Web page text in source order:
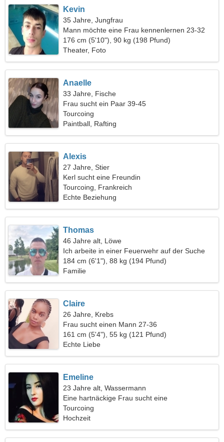
Kevin
35 Jahre, Jungfrau
Mann möchte eine Frau kennenlernen 23-32
176 cm (5'10"), 90 kg (198 Pfund)
Theater, Foto
Anaelle
33 Jahre, Fische
Frau sucht ein Paar 39-45
Tourcoing
Paintball, Rafting
Alexis
27 Jahre, Stier
Kerl sucht eine Freundin
Tourcoing, Frankreich
Echte Beziehung
Thomas
46 Jahre alt, Löwe
Ich arbeite in einer Feuerwehr auf der Suche
nach einer spektakulären Frau
184 cm (6'1"), 88 kg (194 Pfund)
Familie
Claire
26 Jahre, Krebs
Frau sucht einen Mann 27-36
161 cm (5'4"), 55 kg (121 Pfund)
Echte Liebe
Emeline
23 Jahre alt, Wassermann
Eine hartnäckige Frau sucht eine
leidenschaftliche Beziehung
Tourcoing
Hochzeit